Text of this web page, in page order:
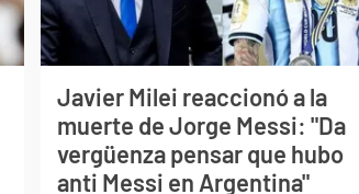
Javier Milei reaccionó a la
muerte de Jorge Messi: "Da
vergüenza pensar que hubo
anti Messi en Argentina"